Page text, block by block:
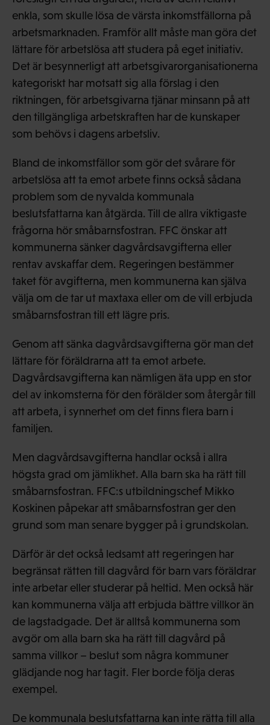
enkla, som skulle lösa de värsta inkomstfällorna på
arbetsmarknaden. Framför allt måste man göra det
lättare för arbetslösa att studera på eget initiativ.
Det är besynnerligt att arbetsgivarorganisationerna
kategoriskt har motsatt sig alla förslag i den
riktningen, för arbetsgivarna tjänar minsann på att
den tillgängliga arbetskraften har de kunskaper
som behövs i dagens arbetsliv.
Bland de inkomstfällor som gör det svårare för
arbetslösa att ta emot arbete finns också sådana
problem som de nyvalda kommunala
beslutsfattarna kan åtgärda. Till de allra viktigaste
frågorna hör småbarnsfostran. FFC önskar att
kommunerna sänker dagvårdsavgifterna eller
rentav avskaffar dem. Regeringen bestämmer
taket för avgifterna, men kommunerna kan själva
välja om de tar ut maxtaxa eller om de vill erbjuda
småbarnsfostran till ett lägre pris.
Genom att sänka dagvårdsavgifterna gör man det
lättare för föräldrarna att ta emot arbete.
Dagvårdsavgifterna kan nämligen äta upp en stor
del av inkomsterna för den förälder som återgår till
att arbeta, i synnerhet om det finns flera barn i
familjen.
Men dagvårdsavgifterna handlar också i allra
högsta grad om jämlikhet. Alla barn ska ha rätt till
småbarnsfostran. FFC:s utbildningschef Mikko
Koskinen påpekar att småbarnsfostran ger den
grund som man senare bygger på i grundskolan.
Därför är det också ledsamt att regeringen har
begränsat rätten till dagvård för barn vars föräldrar
inte arbetar eller studerar på heltid. Men också här
kan kommunerna välja att erbjuda bättre villkor än
de lagstadgade. Det är alltså kommunerna som
avgör om alla barn ska ha rätt till dagvård på
samma villkor – beslut som några kommuner
glädjande nog har tagit. Fler borde följa deras
exempel.
De kommunala beslutsfattarna kan inte rätta till alla